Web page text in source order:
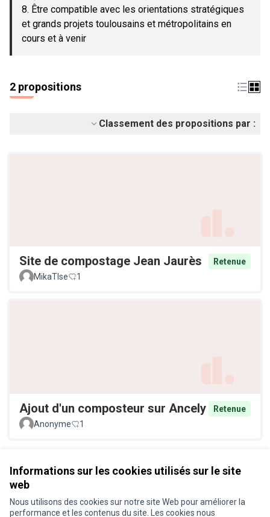
Informations sur les cookies utilisés sur le site
web
Nous utilisons des cookies sur notre site Web pour améliorer la
performance et les contenus du site. Les cookies nous
8. Être compatible avec les orientations stratégiques
et grands projets toulousains et métropolitains en
cours et à venir
2 propositions
Classement des propositions par :
Site de compostage Jean Jaurès
Retenue
MikaTlse
1
Ajout d'un composteur sur Ancely
Retenue
Anonyme
1
Conditions d'utilisation